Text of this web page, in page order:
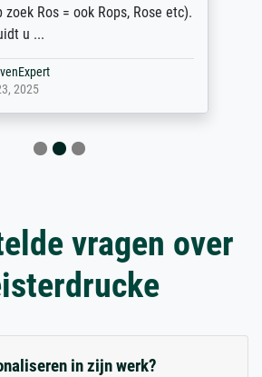
Ros = ook Rops, Rose etc).
u ...
2025
vragen over
in zijn werk?